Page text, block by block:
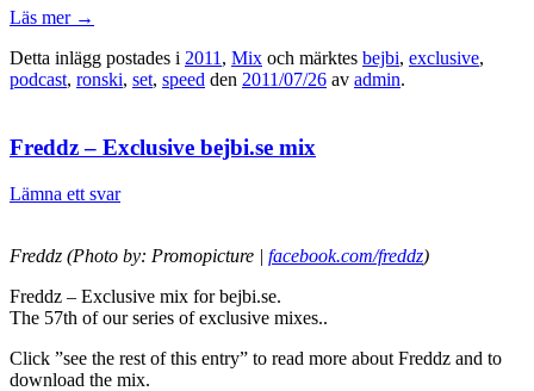
Läs mer →
Detta inlägg postades i 2011, Mix och märktes bejbi, exclusive,
podcast, ronski, set, speed den 2011/07/26 av admin.
Freddz – Exclusive bejbi.se mix
Lämna ett svar
Freddz (Photo by: Promopicture | facebook.com/freddz)
Freddz – Exclusive mix for bejbi.se.
The 57th of our series of exclusive mixes..
Click ”see the rest of this entry” to read more about Freddz and to
download the mix.